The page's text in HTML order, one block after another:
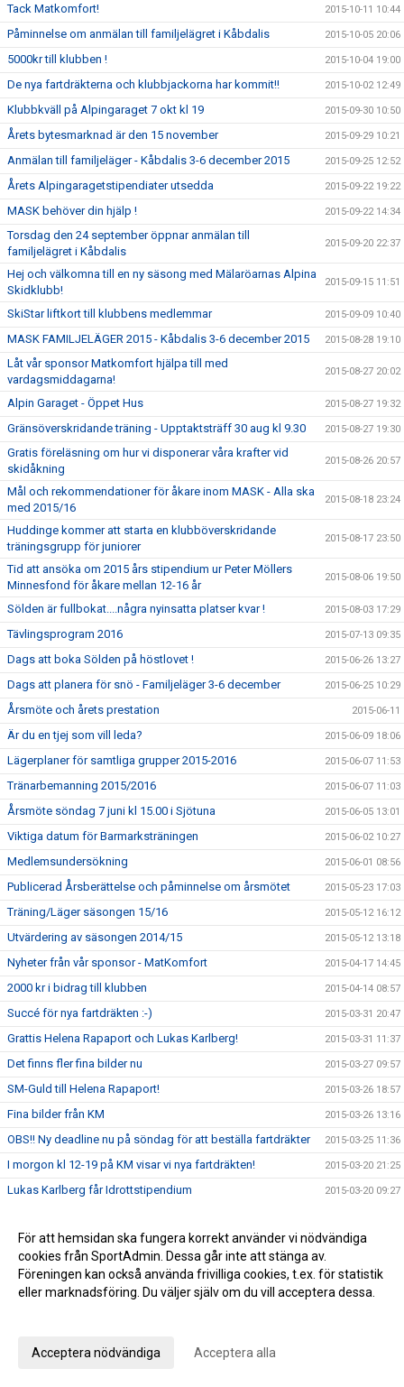
Tack Matkomfort! 2015-10-11 10:44
Påminnelse om anmälan till familjelägret i Kåbdalis 2015-10-05 20:06
5000kr till klubben ! 2015-10-04 19:00
De nya fartdräkterna och klubbjackorna har kommit!! 2015-10-02 12:49
Klubbkväll på Alpingaraget 7 okt kl 19 2015-09-30 10:50
Årets bytesmarknad är den 15 november 2015-09-29 10:21
Anmälan till familjeläger - Kåbdalis 3-6 december 2015 2015-09-25 12:52
Årets Alpingaragetstipendiater utsedda 2015-09-22 19:22
MASK behöver din hjälp ! 2015-09-22 14:34
Torsdag den 24 september öppnar anmälan till
familjelägret i Kåbdalis
2015-09-20 22:37
Hej och välkomna till en ny säsong med Mälaröarnas Alpina
Skidklubb!
2015-09-15 11:51
SkiStar liftkort till klubbens medlemmar 2015-09-09 10:40
MASK FAMILJELÄGER 2015 - Kåbdalis 3-6 december 2015 2015-08-28 19:10
Låt vår sponsor Matkomfort hjälpa till med
vardagsmiddagarna!
2015-08-27 20:02
Alpin Garaget - Öppet Hus 2015-08-27 19:32
Gränsöverskridande träning - Upptaktsträff 30 aug kl 9.30 2015-08-27 19:30
Gratis föreläsning om hur vi disponerar våra krafter vid
skidåkning
2015-08-26 20:57
Mål och rekommendationer för åkare inom MASK - Alla ska
med 2015/16
2015-08-18 23:24
Huddinge kommer att starta en klubböverskridande
träningsgrupp för juniorer
2015-08-17 23:50
Tid att ansöka om 2015 års stipendium ur Peter Möllers
Minnesfond för åkare mellan 12-16 år
2015-08-06 19:50
Sölden är fullbokat....några nyinsatta platser kvar ! 2015-08-03 17:29
Tävlingsprogram 2016 2015-07-13 09:35
Dags att boka Sölden på höstlovet ! 2015-06-26 13:27
Dags att planera för snö - Familjeläger 3-6 december 2015-06-25 10:29
Årsmöte och årets prestation 2015-06-11
Är du en tjej som vill leda? 2015-06-09 18:06
Lägerplaner för samtliga grupper 2015-2016 2015-06-07 11:53
Tränarbemanning 2015/2016 2015-06-07 11:03
Årsmöte söndag 7 juni kl 15.00 i Sjötuna 2015-06-05 13:01
Viktiga datum för Barmarksträningen 2015-06-02 10:27
Medlemsundersökning 2015-06-01 08:56
Publicerad Årsberättelse och påminnelse om årsmötet 2015-05-23 17:03
Träning/Läger säsongen 15/16 2015-05-12 16:12
Utvärdering av säsongen 2014/15 2015-05-12 13:18
Nyheter från vår sponsor - MatKomfort 2015-04-17 14:45
2000 kr i bidrag till klubben 2015-04-14 08:57
Succé för nya fartdräkten :-) 2015-03-31 20:47
Grattis Helena Rapaport och Lukas Karlberg! 2015-03-31 11:37
Det finns fler fina bilder nu 2015-03-27 09:57
SM-Guld till Helena Rapaport! 2015-03-26 18:57
Fina bilder från KM 2015-03-26 13:16
OBS!! Ny deadline nu på söndag för att beställa fartdräkter 2015-03-25 11:36
I morgon kl 12-19 på KM visar vi nya fartdräkten! 2015-03-20 21:25
Lukas Karlberg får Idrottstipendium 2015-03-20 09:27
Nu beställer du NYA fartdräkten till nästa säsong 2015-03-18 16:48
Ni har väl anmält er till KM, sista dagen idag onsdag 2015-03-18 08:50
KM nu på lördag!! Skynda skynda och anmäler er nu 2015-03-16 21:41
20 % rabatt på Skistar shoppen
För att hemsidan ska fungera korrekt använder vi nödvändiga
cookies från SportAdmin. Dessa går inte att stänga av.
Föreningen kan också använda frivilliga cookies, t.ex. för statistik
eller marknadsföring. Du väljer själv om du vill acceptera dessa.
Acceptera nödvändiga Acceptera alla